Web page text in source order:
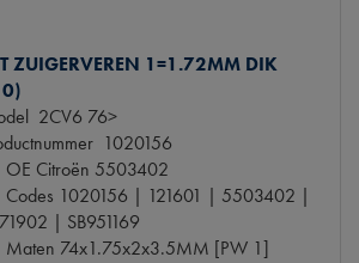
ZUIGERVEREN 1=1.72MM DIK
2CV6 76>
1020156
OE Citroën 5503402
Codes 1020156 | 121601 | 5503402 |
| SB951169
Maten 74x1.75x2x3.5MM [PW 1]